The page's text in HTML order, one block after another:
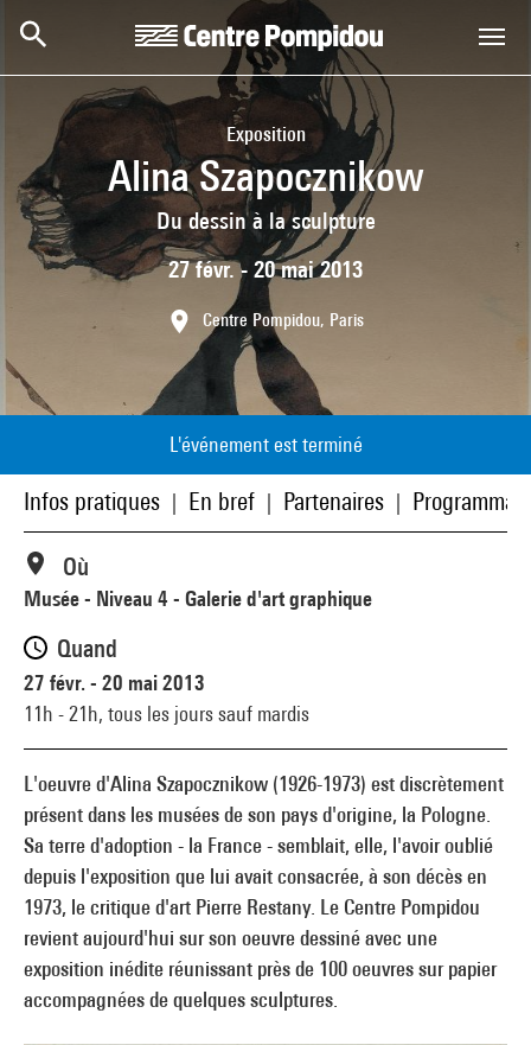
Exposition
Alina Szapocznikow
Du dessin à la sculpture
27 févr. - 20 mai 2013
Centre Pompidou, Paris
L'événement est terminé
Infos pratiques En bref Partenaires
L'oeuvre d'Alina Szapocznikow (1926-1973) est discrètement
présent dans les musées de son pays d'origine, la Pologne.
Sa terre d'adoption - la France - semblait, elle, l'avoir oublié
depuis l'exposition que lui avait consacrée, à son décès en
1973, le critique d'art Pierre Restany. Le Centre Pompidou
revient aujourd'hui sur son oeuvre dessiné avec une
exposition inédite réunissant près de 100 oeuvres sur papier
accompagnées de quelques sculptures.
Où
Musée - Niveau 4 - Galerie d'art graphique
Quand
27 févr. - 20 mai 2013
11h - 21h, tous les jours sauf mardis